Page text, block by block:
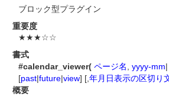
ブロック型プラグイン
重要度
★★★☆☆
書式
#calendar_viewer( ページ名, yyyy-mm|
[past|future|view] [,年月日表示の区切り
概要